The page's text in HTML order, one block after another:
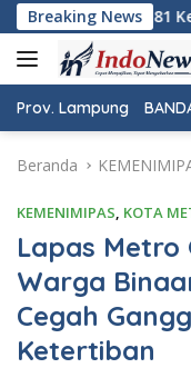
Langsung
ke
konten
Breaking News
RI Jaga
Prov. Lampung
Beranda
KEMENIMIPAS, KOTA
Lapas Metro
Warga
Cegah
Ketertiban